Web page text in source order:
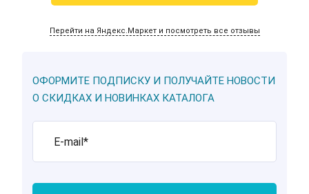
Перейти на Яндекс.Маркет и посмотреть все отзывы
ОФОРМИТЕ ПОДПИСКУ И ПОЛУЧАЙТЕ НОВОСТИ
О СКИДКАХ И НОВИНКАХ КАТАЛОГА